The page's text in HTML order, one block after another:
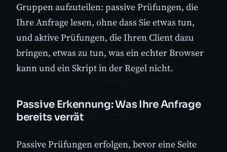
Gruppen aufzuteilen: passive Prüfungen, die
Ihre Anfrage lesen, ohne dass Sie etwas tun,
und aktive Prüfungen, die Ihren Client dazu
bringen, etwas zu tun, was ein echter Browser
kann und ein Skript in der Regel nicht.
Passive Erkennung: Was Ihre Anfrage
bereits verrät
Passive Prüfungen erfolgen, bevor eine Seite